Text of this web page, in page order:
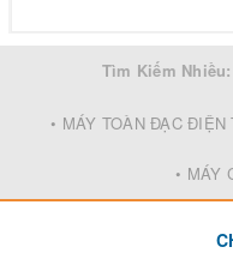
Tìm Kiếm Nhiều:
• MÁY TOÀN ĐẠC ĐIỆN
• MÁY